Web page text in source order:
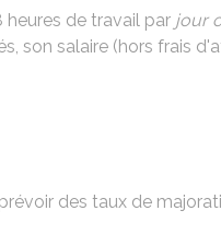
de travail par jour
son salaire (hors frais
des taux de